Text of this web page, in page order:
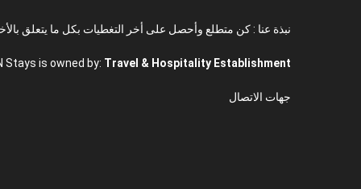
نبذة عنا : كن متطلع وأحصل على أخر التغطيات بكل ما يتعلق
Stays is owned by: Travel & Hospitality Establishment
جهات الاتصال